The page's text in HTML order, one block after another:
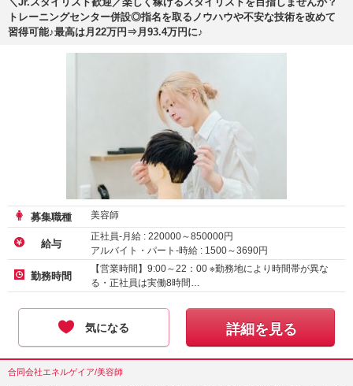
トレーニングセンター併設◎指名を取るノウハウや不安な技術を改めて
習得可能♪最高は月22万円⇒月93.4万円に♪
募集職種 美容師
給与
正社員-月給 : 220000～850000円
アルバイト・パート-時給 : 1500～3690円
業務委託-その他300000 円～
勤務時間
【営業時間】9:00～22：00 ※勤務地により時間帯が異な
る・正社員は実働8時間…
気になる 詳細を見る
合同会社エネルゲイア/美容師